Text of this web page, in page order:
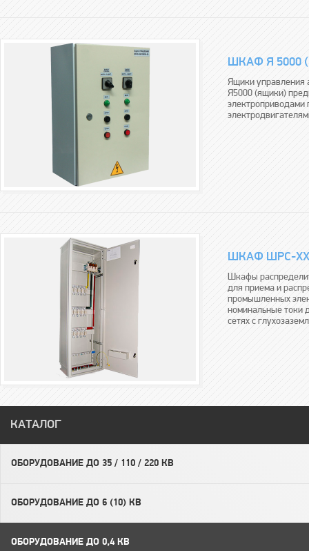
ШКАФ Я 5000
Ящики управления
Я5000 (ящики)
электроприводами
ШКАФ ШРС-
Шкафы
для приема и
промышленных
номинальные токи
сетях с
КАТАЛОГ
ОБОРУДОВАНИЕ ДО 35 / 110 / 220 КВ
ОБОРУДОВАНИЕ ДО 6 (10) КВ
ОБОРУДОВАНИЕ ДО 0,4 КВ